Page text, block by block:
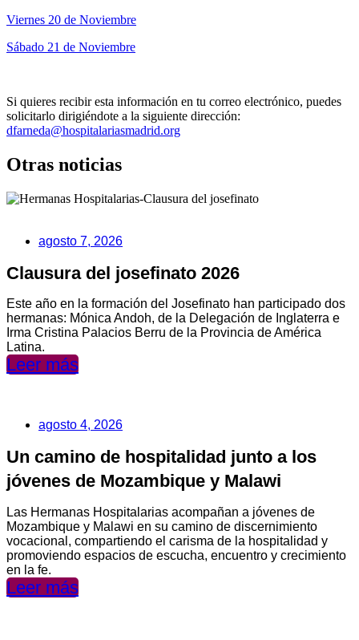
Viernes 20 de Noviembre
Sábado 21 de Noviembre
Si quieres recibir esta información en tu correo electrónico, puedes
solicitarlo dirigiéndote a la siguiente dirección:
dfarneda@hospitalariasmadrid.org
Otras noticias
agosto 7, 2026
Clausura del josefinato 2026
Este año en la formación del Josefinato han participado dos
hermanas: Mónica Andoh, de la Delegación de Inglaterra e
Irma Cristina Palacios Berru de la Provincia de América
Latina.
Leer más
agosto 4, 2026
Un camino de hospitalidad junto a los
jóvenes de Mozambique y Malawi
Las Hermanas Hospitalarias acompañan a jóvenes de
Mozambique y Malawi en su camino de discernimiento
vocacional, compartiendo el carisma de la hospitalidad y
promoviendo espacios de escucha, encuentro y crecimiento
en la fe.
Leer más